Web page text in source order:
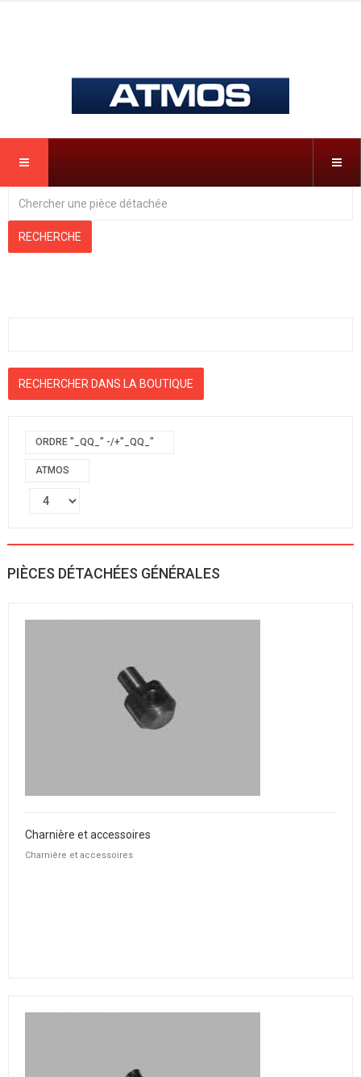
ORDRE "_QQ_" -/+"_QQ_"
ATMOS
PIÈCES DÉTACHÉES GÉNÉRALES
Charnière et accessoires
Charnière et accessoires